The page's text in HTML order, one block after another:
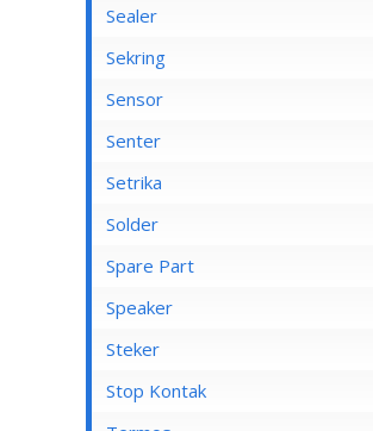
Mata Saklar
Saklar Isi 1
Saklar Isi 2
Saklar Tembok
Sealer
Sekring
Sensor
Senter
Senter Kepala
Setrika
Setrika Cosmos
Setrika Maspion
Setrika Miyako
Setrika Philips
Setrika Sanken
Solder
Spare Part
Speaker
Kiseki
Rinrei
Steker
Stop Kontak